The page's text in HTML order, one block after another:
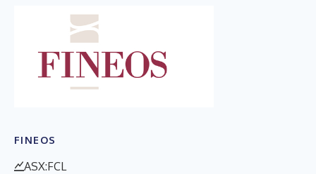
FINEOS
ASX:FCL